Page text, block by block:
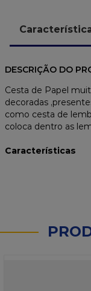
DESCRIÇÃO DO
Cesta de Papel
decoradas
como cesta de
coloca dentro as
Características